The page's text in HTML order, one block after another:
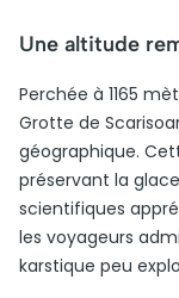
Une altitude
Perchée à 1165
Grotte de
géographique.
préservant la
scientifiques
les voyageurs
karstique peu